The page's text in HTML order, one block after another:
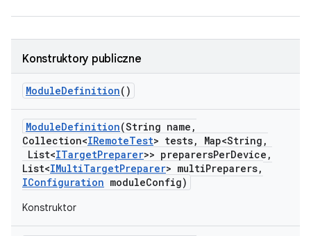
Konstruktory publiczne
ModuleDefinition()
ModuleDefinition(String name ,
Collection<IRemoteTest> tests, Map<String ,
List<ITargetPreparer>> preparersPerDevice ,
List<IMultiTargetPreparer> multiPreparers,
IConfiguration moduleConfig)
Konstruktor